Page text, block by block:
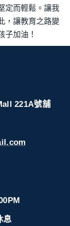
定而輕鬆。讓我
，讓教育之路變
子加油！
221A號舖
息